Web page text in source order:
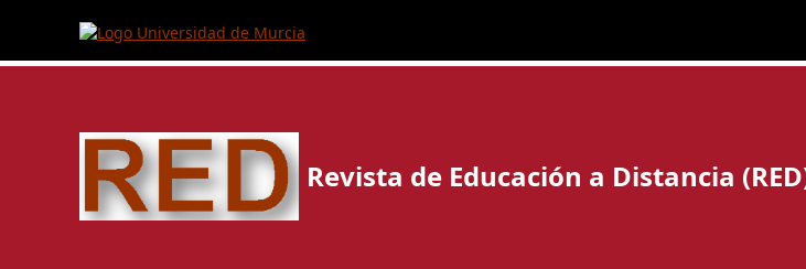
Revista de Educación a Distancia